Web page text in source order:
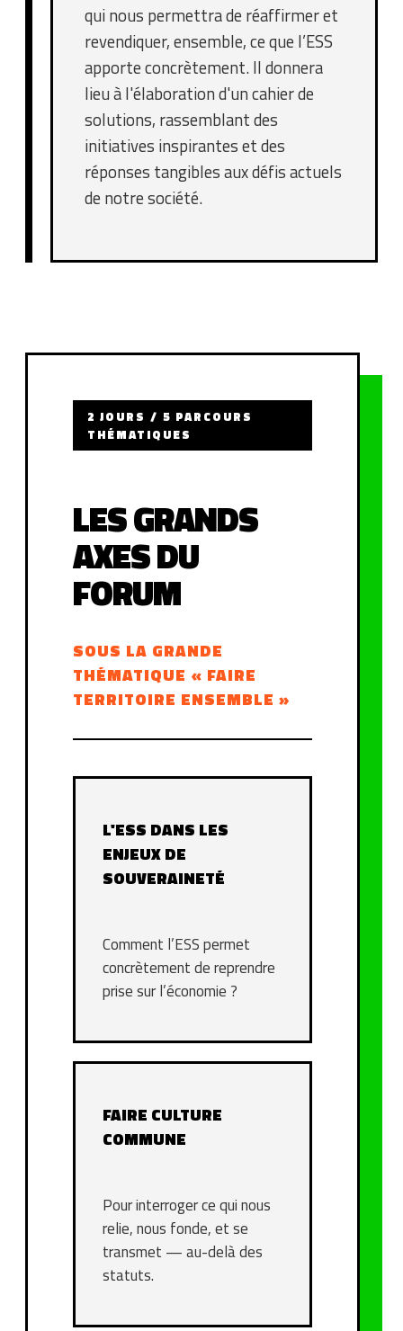
qui nous permettra de réaffirmer et
revendiquer, ensemble, ce que l’ESS
apporte concrètement. Il donnera
lieu à l'élaboration d'un cahier de
solutions, rassemblant des
initiatives inspirantes et des
réponses tangibles aux défis actuels
de notre société.
2 JOURS / 5 PARCOURS
THÉMATIQUES
LES GRANDS
AXES DU
FORUM
SOUS LA GRANDE
THÉMATIQUE « FAIRE
TERRITOIRE ENSEMBLE »
L'ESS DANS LES
ENJEUX DE
SOUVERAINETÉ
Comment l’ESS permet
concrètement de reprendre
prise sur l’économie ?
FAIRE CULTURE
COMMUNE
Pour interroger ce qui nous
relie, nous fonde, et se
transmet — au-delà des
statuts.